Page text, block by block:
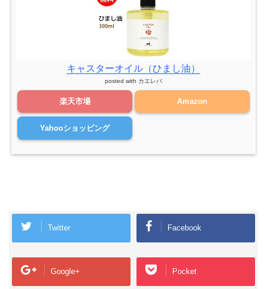
キャスターオイル（ひまし油）
posted with カエレバ
楽天市場 Amazon
Yahooショッピング
Twitter Facebook
Google+ Pocket